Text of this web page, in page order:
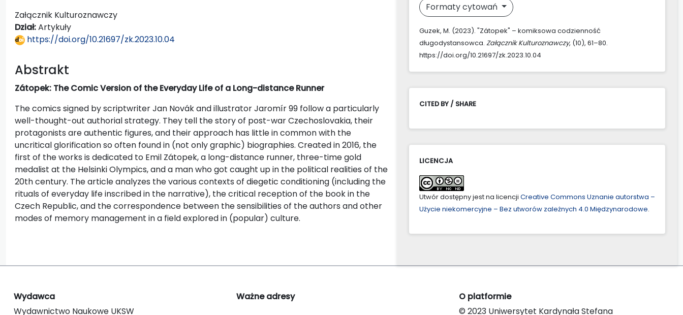
Załącznik Kulturoznawczy
Dział:Artykuły
https://doi.org/10.21697/zk.2023.10.04
Abstrakt
Zátopek: The Comic Version of the Everyday Life of a Long-distance Runner
The comics signed by scriptwriter Jan Novák and illustrator Jaromír 99 follow a particularly
well-thought-out authorial strategy. They tell the story of post-war Czechoslovakia, their
protagonists are authentic figures, and their approach has little in common with the
uncritical glorification so often found in (not only graphic) biographies. Created in 2016, the
first of the works is dedicated to Emil Zátopek, a long-distance runner, three-time gold
medalist at the Helsinki Olympics, and a man who got caught up in the political realities of the
20th century. The article analyzes the various contexts of diegetic conditioning (including the
rituals of everyday life inscribed in the narrative), the critical reception of the book in the
Czech Republic, and the correspondence between the sensibilities of the authors and other
modes of memory management in a field explored in (popular) culture.
Formaty cytowań
Guzek, M. (2023). "Zátopek" – komiksowa codzienność
długodystansowca. Załącznik Kulturoznawczy, (10), 61–80.
https://doi.org/10.21697/zk.2023.10.04
CITED BY / SHARE
LICENCJA
Utwór dostępny jest na licencji Creative Commons Uznanie autorstwa –
Użycie niekomercyjne – Bez utworów zależnych 4.0 Międzynarodowe.
Wydawca
Wydawnictwo Naukowe UKSW
Ważne adresy
O platformie
© 2023 Uniwersytet Kardynała Stefana